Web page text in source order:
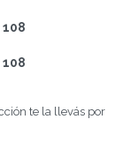
108
108
te la llevás por